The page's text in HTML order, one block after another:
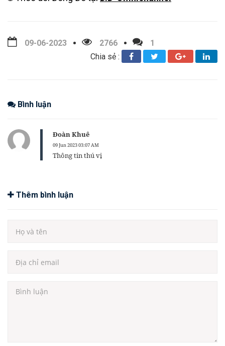
09-06-2023 2766
1
Chia sẻ :
Bình luận
Đoàn Khuê
09 Jun 2023 03:07 AM
Thông tin thú vị
Thêm bình luận